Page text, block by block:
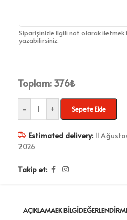
Siparişinizle ilgili not olarak
yazabilirsiniz.
Toplam: 376₺
- + Sepete Ekle
Estimated delivery: 11
2026
Takip et:
AÇIKLAMAEK BILGI